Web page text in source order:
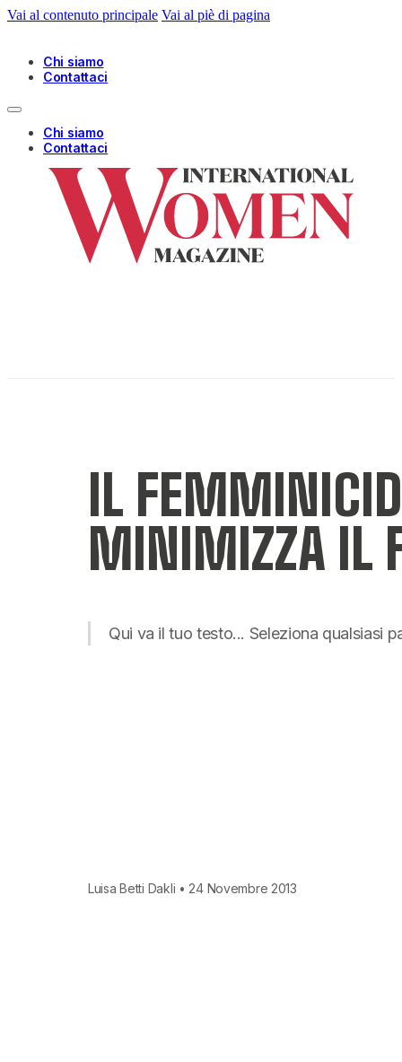
Vai al contenuto principale Vai al piè di pagina
Chi siamo
Contattaci
Chi siamo
Contattaci
IL
MINIMIZZA IL
Qui va il tuo testo... Seleziona qualsiasi
Luisa Betti Dakli • 24 Novembre 2013